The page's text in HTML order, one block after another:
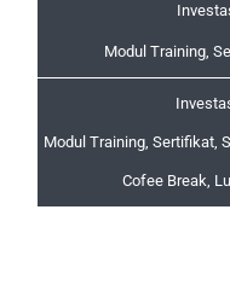
Modul Training,
Modul Training, Sertifikat,
Cofee Break,